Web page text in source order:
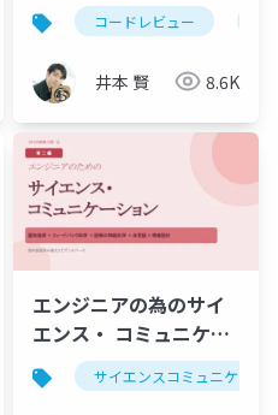
scrum
いていたのは2種類だけ
だった ─ Bug/Spec死
守・残り4種類はPRか
ら外す
コードレビュー
井本 賢 8.6K
情報整理 ビジネス
エンジニアの為のサイ
エンス・ コミュニケー
ション②サイエンスコミュニケーシ